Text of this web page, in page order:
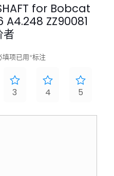
for Bobcat
ZZ90081
者
填项已用*标注
3 4 5